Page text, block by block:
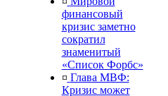
финансовый
кризис заметно
сократил
знаменитый
«Список Форбс»
¤ Глава МВФ:
Кризис может